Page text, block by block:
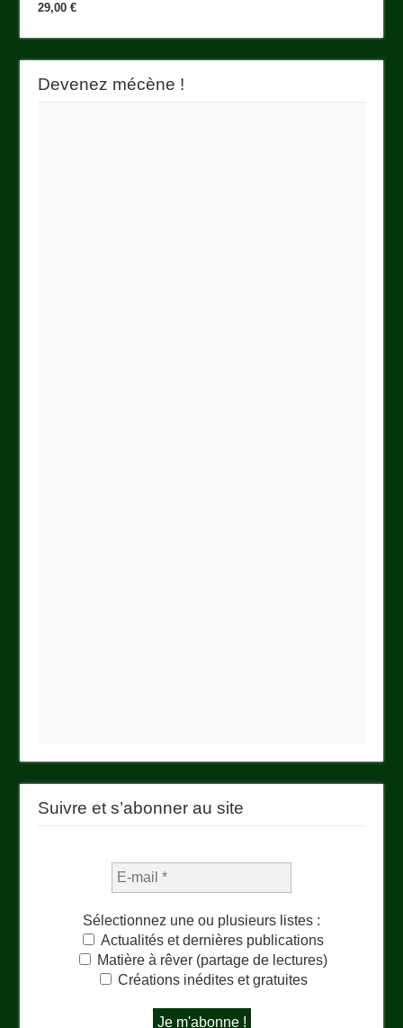
29,00€
Devenez mécène !
Suivre et s’abonner au site
Sélectionnez une ou plusieurs listes :
Actualités et dernières publications
Matière à rêver (partage de lectures)
Créations inédites et gratuites